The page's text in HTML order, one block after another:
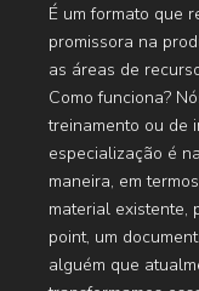
É um formato que
promissora na
as áreas de
Como funciona?
treinamento ou de
especialização é
maneira, em
material existente,
point, um
alguém que